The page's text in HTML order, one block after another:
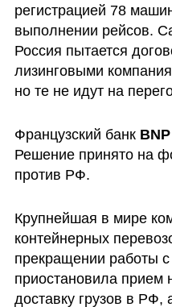
регистрацией 78
выполнении рейсов.
Россия пытается
лизинговыми
но те не идут на
Французский банк
Решение принято на
против РФ.
Крупнейшая в мире
контейнерных
прекращении работы
приостановила прием
доставку грузов в РФ,